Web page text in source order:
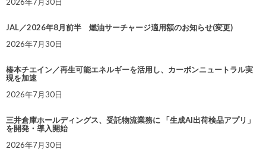
2026年7月30日
JAL／2026年8月前半 燃油サーチャージ適用額のお知らせ(変更)
2026年7月30日
椿本チエイン／再生可能エネルギーを活用し、カーボンニュートラル実
現を加速
2026年7月30日
三井倉庫ホールディングス、受託物流業務に 「生成AI出荷検品アプリ」
を開発・導入開始
2026年7月30日